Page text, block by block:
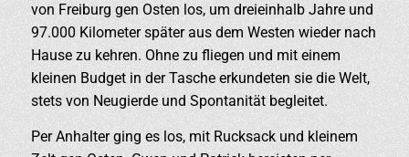
von Freiburg gen Osten los, um dreieinhalb Jahre und
97.000 Kilometer später aus dem Westen wieder nach
Hause zu kehren. Ohne zu fliegen und mit einem
kleinen Budget in der Tasche erkundeten sie die Welt,
stets von Neugierde und Spontanität begleitet.
Per Anhalter ging es los, mit Rucksack und kleinem